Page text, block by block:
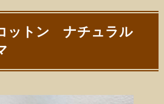
ットン ナチュラル